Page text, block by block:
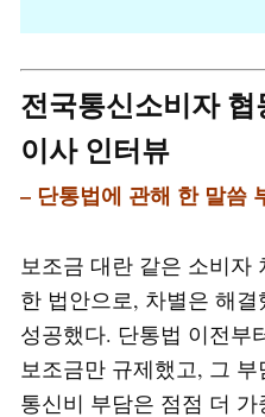
전국통신소비자
이사 인터뷰
– 단통법에 관해 한 말씀
보조금 대란 같은 소비자
한 법안으로, 차별은 해
성공했다. 단통법 이전부
보조금만 규제했고, 그
통신비 부담은 점점 더 가